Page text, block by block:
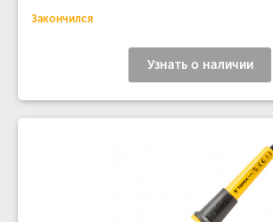
Закончился
Узнать о наличии